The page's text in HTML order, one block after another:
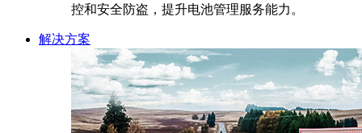
控和安全防盗，提升电池管理服务能力。
解决方案